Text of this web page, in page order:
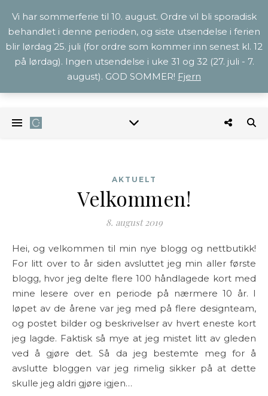
AKTUELT
Velkommen!
8. august 2019
Hei, og velkommen til min nye blogg og nettbutikk!
For litt over to år siden avsluttet jeg min aller første
blogg, hvor jeg delte flere 100 håndlagede kort med
mine lesere over en periode på nærmere 10 år. I
løpet av de årene var jeg med på flere designteam,
og postet bilder og beskrivelser av hvert eneste kort
jeg lagde. Faktisk så mye at jeg mistet litt av gleden
ved å gjøre det. Så da jeg bestemte meg for å
avslutte bloggen var jeg rimelig sikker på at dette
skulle jeg aldri gjøre igjen…
Vi har sommerferie til 10. august. Ordre vil bli sporadisk
behandlet i denne perioden, og siste utsendelse i ferien
blir lørdag 25. juli (for ordre som kommer inn senest kl. 12
på lørdag). Ingen utsendelse i uke 31 og 32 (27. juli - 7.
august). GOD SOMMER! Fjern